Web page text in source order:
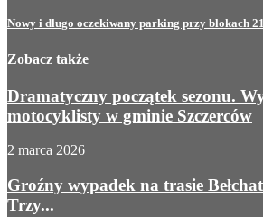
Nowy i długo oczekiwany parking przy blokach
Zobacz także
Dramatyczny początek sezonu.
motocyklisty w gminie Szczerców
2 marca 2026
Groźny wypadek na trasie
Trzy...